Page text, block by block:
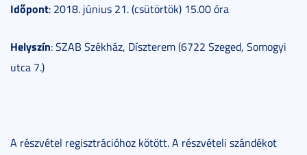
Időpont: 2018. június 21. (csütörtök) 15.00 óra
Helyszín: SZAB Székház, Díszterem (6722 Szeged, Somogyi
utca 7.)
A részvétel regisztrációhoz kötött. A részvételi szándékot